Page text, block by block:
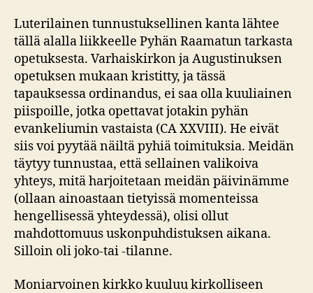
Luterilainen tunnustuksellinen kanta lähtee
tällä alalla liikkeelle Pyhän Raamatun tarkasta
opetuksesta. Varhaiskirkon ja Augustinuksen
opetuksen mukaan kristitty, ja tässä
tapauksessa ordinandus, ei saa olla kuuliainen
piispoille, jotka opettavat jotakin pyhän
evankeliumin vastaista (CA XXVIII). He eivät
siis voi pyytää näiltä pyhiä toimituksia. Meidän
täytyy tunnustaa, että sellainen valikoiva
yhteys, mitä harjoitetaan meidän päivinämme
(ollaan ainoastaan tietyissä momenteissa
hengellisessä yhteydessä), olisi ollut
mahdottomuus uskonpuhdistuksen aikana.
Silloin oli joko-tai -tilanne.
Moniarvoinen kirkko kuuluu kirkolliseen